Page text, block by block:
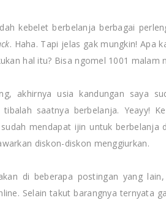
kebelet berbelanja berbagai
. Haha. Tapi jelas gak mungkin! Apa
hal itu? Bisa ngomel 1001 malam
akhirnya usia kandungan saya
saatnya berbelanja. Yeayy!
mendapat ijin untuk berbelanja
diskon-diskon menggiurkan.
di beberapa postingan yang
Selain takut barangnya ternyata